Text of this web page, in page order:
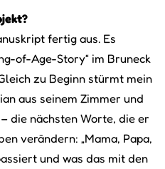
fertig aus. Es
of-Age-Story“ im Bruneck
zu Beginn stürmt mein
aus seinem Zimmer und
die nächsten Worte, die er
verändern: „Mama, Papa,
und was das mit den